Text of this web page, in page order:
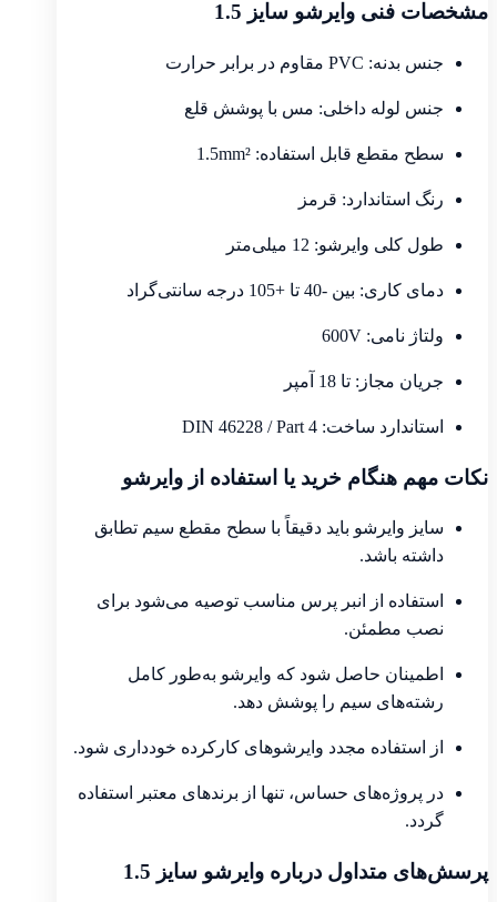
مشخصات فنی وایرشو سایز 1.5
جنس بدنه: PVC مقاوم در برابر حرارت
جنس لوله داخلی: مس با پوشش قلع
سطح مقطع قابل استفاده: 1.5mm²
رنگ استاندارد: قرمز
طول کلی وایرشو: 12 میلی‌متر
دمای کاری: بین -40 تا +105 درجه سانتی‌گراد
ولتاژ نامی: 600V
جریان مجاز: تا 18 آمپر
استاندارد ساخت: DIN 46228 / Part 4
نکات مهم هنگام خرید یا استفاده از وایرشو
سایز وایرشو باید دقیقاً با سطح مقطع سیم تطابق
داشته باشد.
استفاده از انبر پرس مناسب توصیه می‌شود برای
نصب مطمئن.
اطمینان حاصل شود که وایرشو به‌طور کامل
رشته‌های سیم را پوشش دهد.
از استفاده مجدد وایرشوهای کارکرده خودداری شود.
در پروژه‌های حساس، تنها از برندهای معتبر استفاده
گردد.
پرسش‌های متداول درباره وایرشو سایز 1.5